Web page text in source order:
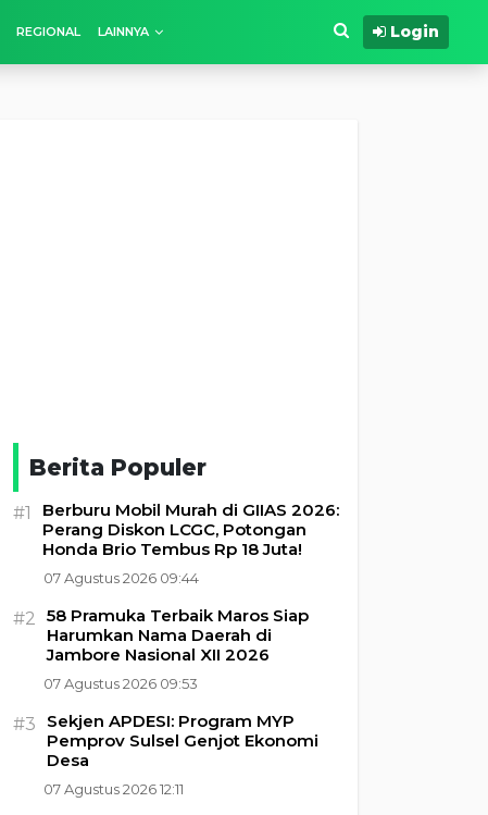
REGIONAL LAINNYA Login
Berita Populer
#1
Berburu Mobil Murah di GIIAS 2026:
Perang Diskon LCGC, Potongan
Honda Brio Tembus Rp 18 Juta!
07 Agustus 2026 09:44
#2 58 Pramuka Terbaik Maros Siap
Harumkan Nama Daerah di
Jambore Nasional XII 2026
07 Agustus 2026 09:53
#3
Sekjen APDESI: Program MYP
Pemprov Sulsel Genjot Ekonomi
Desa
07 Agustus 2026 12:11